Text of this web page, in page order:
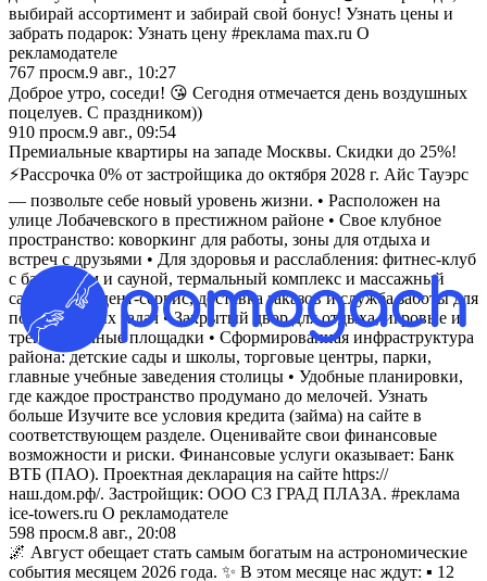
выбирай ассортимент и забирай свой бонус! Узнать цены и
забрать подарок: Узнать цену #реклама max.ru О
рекламодателе
767 просм.9 авг., 10:27
Доброе утро, соседи! 😘 Сегодня отмечается день воздушных
поцелуев. С праздником))
910 просм.9 авг., 09:54
Премиальные квартиры на западе Москвы. Скидки до 25%!
⚡Рассрочка 0% от застройщика до октября 2028 г. Айс Тауэрс
— позвольте себе новый уровень жизни. • Расположен на
улице Лобачевского в престижном районе • Свое клубное
пространство: коворкинг для работы, зоны для отдыха и
встреч с друзьями • Для здоровья и расслабления: фитнес-клуб
с бассейном и сауной, термальный комплекс и массажный
салон • Резидент-сервис, доставка заказов и служба заботы для
повседневных задач • Закрытый двор для отдыха, игровые и
тренировочные площадки • Сформированная инфраструктура
района: детские сады и школы, торговые центры, парки,
главные учебные заведения столицы • Удобные планировки,
где каждое пространство продумано до мелочей. Узнать
больше Изучите все условия кредита (займа) на сайте в
соответствующем разделе. Оценивайте свои финансовые
возможности и риски. Финансовые услуги оказывает: Банк
ВТБ (ПАО). Проектная декларация на сайте https://
наш.дом.рф/. Застройщик: ООО СЗ ГРАД ПЛАЗА. #реклама
ice-towers.ru О рекламодателе
598 просм.8 авг., 20:08
🌌 Август обещает стать самым богатым на астрономические
события месяцем 2026 года. ✨ В этом месяце нас ждут: ▪️ 12